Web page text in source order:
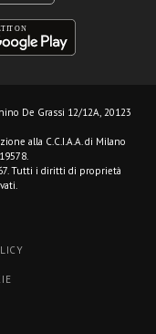
De Grassi 12/12A, 20123
alla C.C.I.A.A. di Milano
Tutti i diritti di proprietà